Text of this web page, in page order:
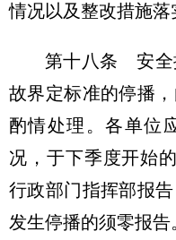
情况以及整改措施落
第十八条 安全
故界定标准的停播
酌情处理。各单位
况，于下季度开始
行政部门指挥部报
发生停播的须零报告